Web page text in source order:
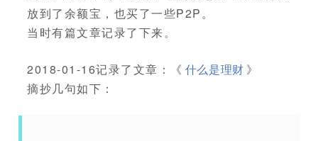
放到了余额宝，也买了一些P2P。
当时有篇文章记录了下来。
2018-01-16记录了文章：《 什么是理财 》
摘抄几句如下：